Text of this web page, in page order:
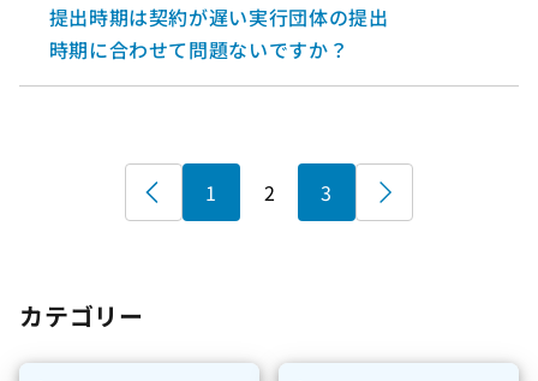
提出時期は契約が遅い実行団体の提出
時期に合わせて問題ないですか？
« 1 2 3 »
カテゴリー